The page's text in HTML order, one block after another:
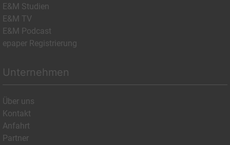
E&M Studien
E&M TV
E&M Podcast
epaper Registrierung
Unternehmen
Über uns
Kontakt
Anfahrt
Partner